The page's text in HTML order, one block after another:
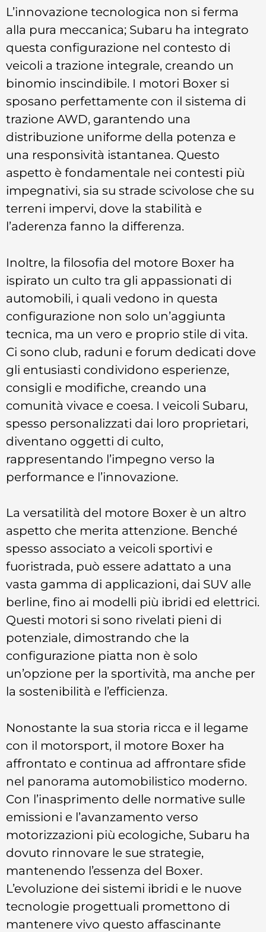
L’innovazione tecnologica non si ferma
alla pura meccanica; Subaru ha integrato
questa configurazione nel contesto di
veicoli a trazione integrale, creando un
binomio inscindibile. I motori Boxer si
sposano perfettamente con il sistema di
trazione AWD, garantendo una
distribuzione uniforme della potenza e
una responsività istantanea. Questo
aspetto è fondamentale nei contesti più
impegnativi, sia su strade scivolose che su
terreni impervi, dove la stabilità e
l’aderenza fanno la differenza.
Inoltre, la filosofia del motore Boxer ha
ispirato un culto tra gli appassionati di
automobili, i quali vedono in questa
configurazione non solo un’aggiunta
tecnica, ma un vero e proprio stile di vita.
Ci sono club, raduni e forum dedicati dove
gli entusiasti condividono esperienze,
consigli e modifiche, creando una
comunità vivace e coesa. I veicoli Subaru,
spesso personalizzati dai loro proprietari,
diventano oggetti di culto,
rappresentando l’impegno verso la
performance e l’innovazione.
La versatilità del motore Boxer è un altro
aspetto che merita attenzione. Benché
spesso associato a veicoli sportivi e
fuoristrada, può essere adattato a una
vasta gamma di applicazioni, dai SUV alle
berline, fino ai modelli più ibridi ed elettrici.
Questi motori si sono rivelati pieni di
potenziale, dimostrando che la
configurazione piatta non è solo
un’opzione per la sportività, ma anche per
la sostenibilità e l’efficienza.
Nonostante la sua storia ricca e il legame
con il motorsport, il motore Boxer ha
affrontato e continua ad affrontare sfide
nel panorama automobilistico moderno.
Con l’inasprimento delle normative sulle
emissioni e l’avanzamento verso
motorizzazioni più ecologiche, Subaru ha
dovuto rinnovare le sue strategie,
mantenendo l’essenza del Boxer.
L’evoluzione dei sistemi ibridi e le nuove
tecnologie progettuali promettono di
mantenere vivo questo affascinante